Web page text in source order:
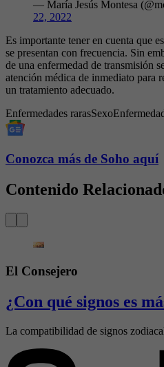
— María Jesús Montesa
22, 2022
Es importante tener en cuenta que
se presentan con frecuencia. Sin
de una enfermedad de transmisión
atención médica de inmediato para
un tratamiento adecuado.
Enfermedades rarasSexo
Conozca más de Soho aquí
Contenido
El Consejero
¿Con qué signos es
La compatibilidad de signos